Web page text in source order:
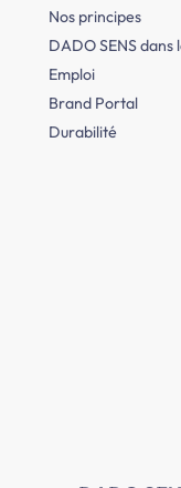
Nos principes
DADO SENS dans
Emploi
Brand Portal
Durabilité